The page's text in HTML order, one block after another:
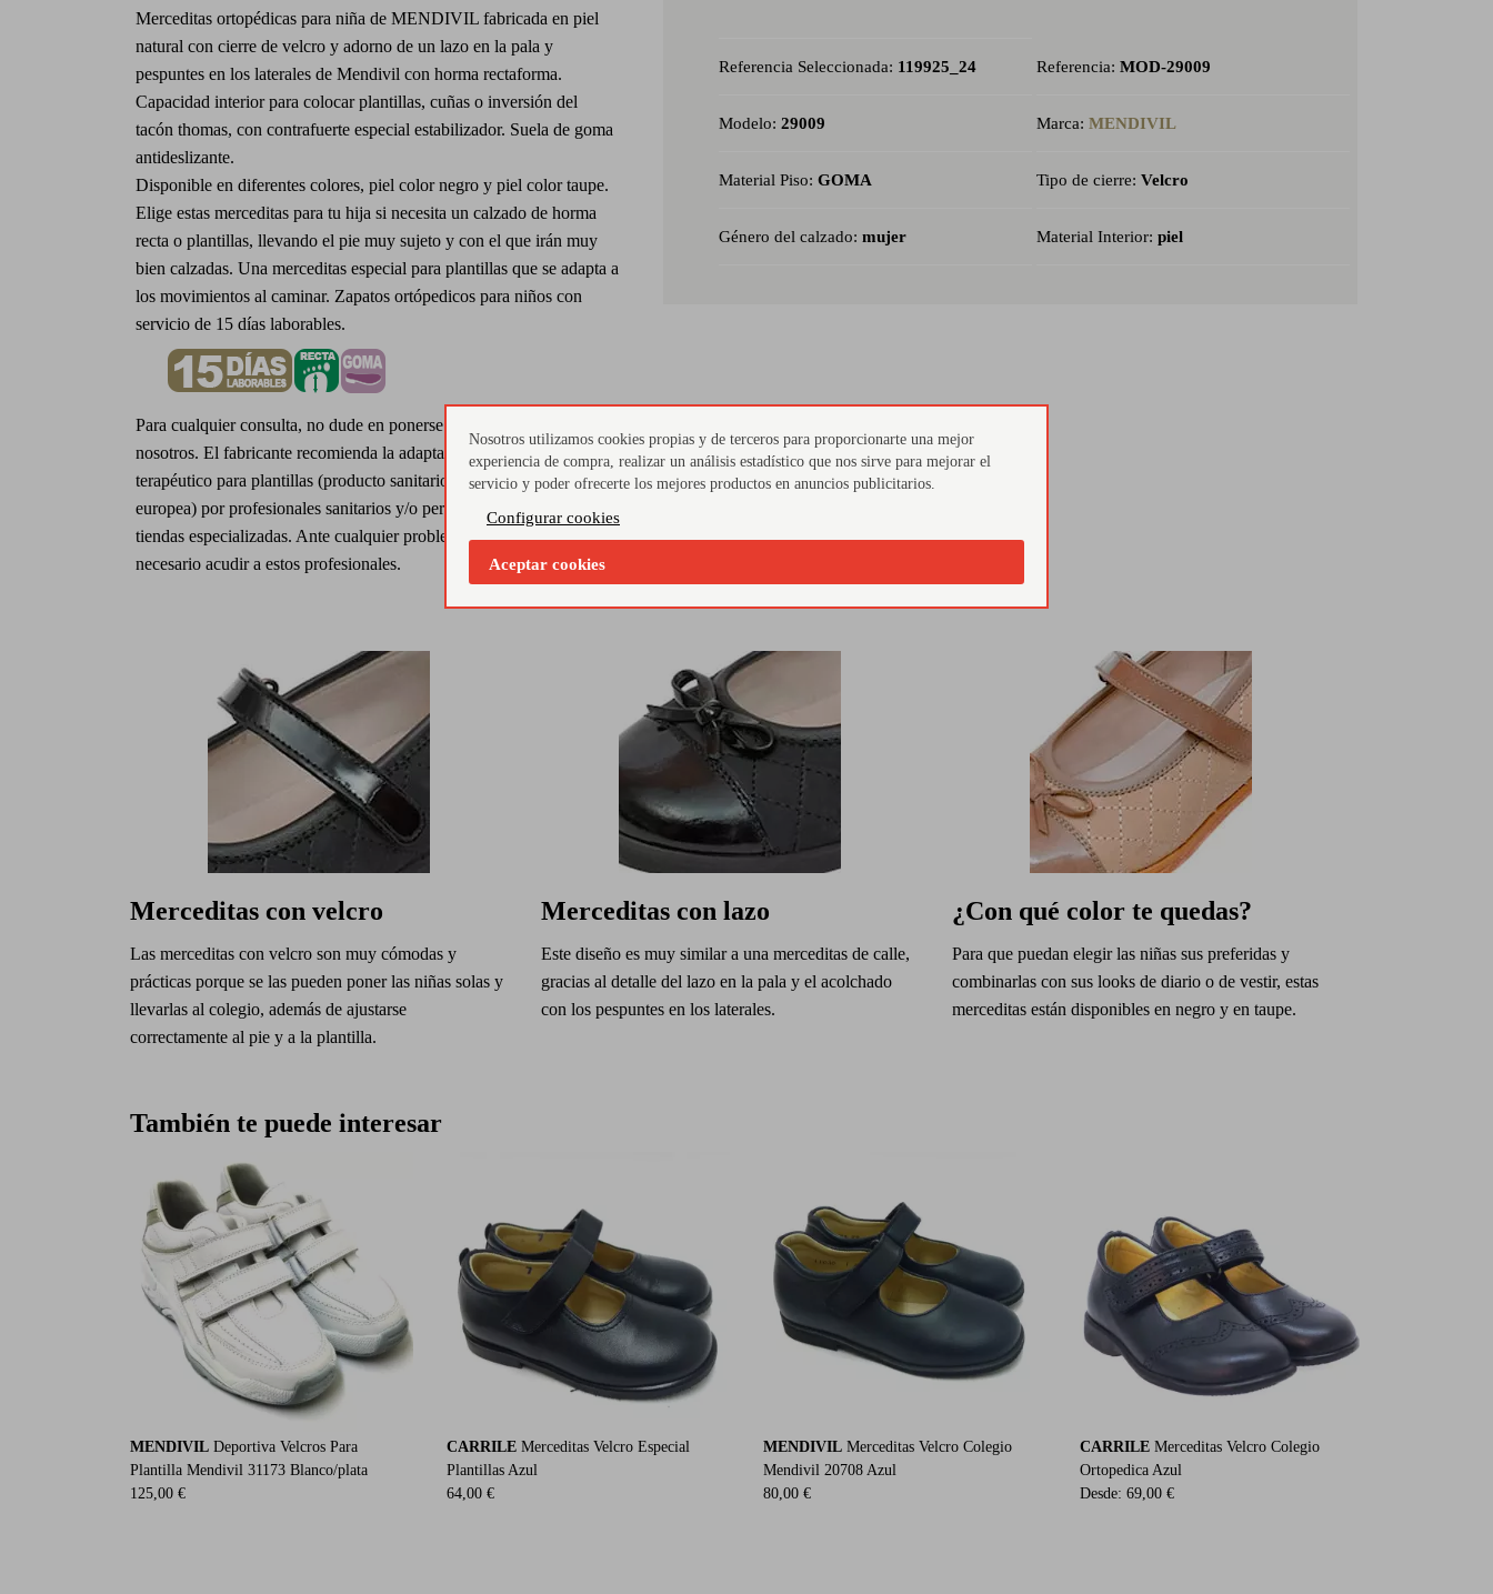
Referencia Seleccionada: 119925_24 Referencia: MOD-29009
Modelo: 29009 Marca: MENDIVIL
Material Piso: GOMA Tipo de cierre: Velcro
Género del calzado: mujer Material Interior: piel
Merceditas ortopédicas para niña de MENDIVIL fabricada en piel
natural con cierre de velcro y adorno de un lazo en la pala y
pespuntes en los laterales de Mendivil con horma rectaforma.
Capacidad interior para colocar plantillas, cuñas o inversión del
tacón thomas, con contrafuerte especial estabilizador. Suela de goma
antideslizante.
Disponible en diferentes colores, piel color negro y piel color taupe.
Elige estas merceditas para tu hija si necesita un calzado de horma
recta o plantillas, llevando el pie muy sujeto y con el que irán muy
bien calzadas. Una merceditas especial para plantillas que se adapta a
los movimientos al caminar. Zapatos ortópedicos para niños con
servicio de 15 días laborables.
Para cualquier consulta, no dude en ponerse en contacto con
nosotros. El fabricante recomienda la adaptación de este calzado
terapéutico para plantillas (producto sanitario clase Ia - normativa
europea) por profesionales sanitarios y/o personal experimentado de
tiendas especializadas. Ante cualquier problema de adaptación es
necesario acudir a estos profesionales.
Merceditas con velcro
Las merceditas con velcro son muy cómodas y
prácticas porque se las pueden poner las niñas solas y
llevarlas al colegio, además de ajustarse
correctamente al pie y a la plantilla.
Merceditas con lazo
Este diseño es muy similar a una merceditas de calle,
gracias al detalle del lazo en la pala y el acolchado
con los pespuntes en los laterales.
¿Con qué color te quedas?
Para que puedan elegir las niñas sus preferidas y
combinarlas con sus looks de diario o de vestir, estas
merceditas están disponibles en negro y en taupe.
También te puede interesar
MENDIVIL Deportiva Velcros Para
Plantilla Mendivil 31173 Blanco/plata
125,00 €
CARRILE Merceditas Velcro Especial
Plantillas Azul
64,00 €
MENDIVIL Merceditas Velcro Colegio
Mendivil 20708 Azul
80,00 €
CARRILE Merceditas Velcro Colegio
Ortopedica Azul
Desde: 69,00 €
Nosotros utilizamos cookies propias y de terceros para proporcionarte una mejor
experiencia de compra, realizar un análisis estadístico que nos sirve para mejorar el
servicio y poder ofrecerte los mejores productos en anuncios publicitarios.
Configurar cookies
Aceptar cookies